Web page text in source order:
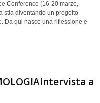
Conference (16-20 marzo,
stia diventando un progetto
Da qui nasce una riflessione e
a